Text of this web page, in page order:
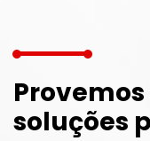
soluções